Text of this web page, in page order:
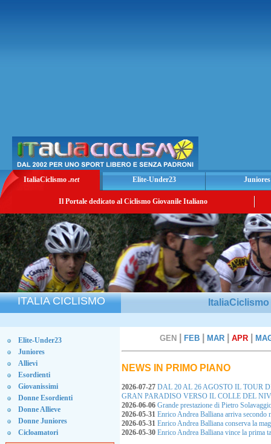
ItaliaCiclismo .net Elite-Under23 Juniores
Il Portale dedicato al Ciclismo Giovanile Italiano
ITALIA CICLISMO
Elite-Under23
Juniores
Allievi
Esordienti
Giovanissimi
Donne Esordienti
Donne Allieve
Donne Juniores
Cicloamatori
GEN FEB MAR APR
NEWS IN PRIMO PIANO
2026-07-27 DAL 20 AL 26 AGOSTO IL TOUR
GRAN PARADISO VERSO IL COLLE DEL
2026-06-06 Grande prestazione di Pietro
2026-05-31 Enrico Andrea Balliana arriva
2026-05-31 Enrico Andrea Balliana conserva la
2026-05-30 Enrico Andrea Balliana vince la prima